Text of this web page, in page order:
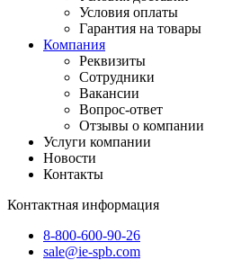
Условия оплаты
Гарантия на товары
Компания
Реквизиты
Сотрудники
Вакансии
Вопрос-ответ
Отзывы о компании
Услуги компании
Новости
Контакты
Контактная информация
8-800-600-90-26
sale@ie-spb.com